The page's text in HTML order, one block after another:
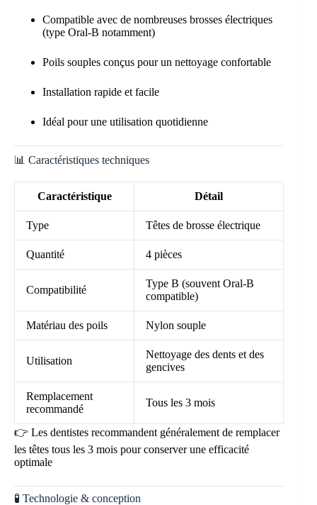
Compatible avec de nombreuses brosses électriques
(type Oral-B notamment)
Poils souples conçus pour un nettoyage confortable
Installation rapide et facile
Idéal pour une utilisation quotidienne
📊 Caractéristiques techniques
Caractéristique Détail
Type Têtes de brosse électrique
Quantité 4 pièces
Compatibilité
Type B (souvent Oral-B
compatible)
Matériau des poils Nylon souple
Utilisation
Nettoyage des dents et des
gencives
Remplacement
recommandé
Tous les 3 mois
👉 Les dentistes recommandent généralement de remplacer
les têtes tous les 3 mois pour conserver une efficacité
optimale
🧪 Technologie & conception